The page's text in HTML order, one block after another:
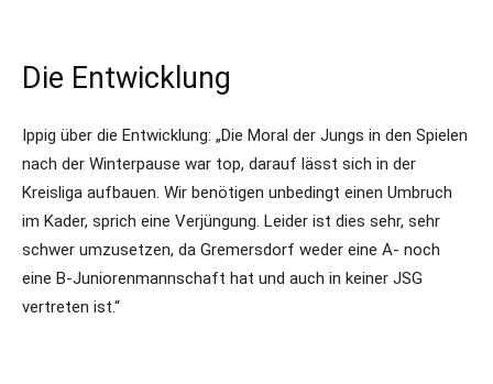
Die Entwicklung
Ippig über die Entwicklung: „Die Moral der Jungs in den Spielen
nach der Winterpause war top, darauf lässt sich in der
Kreisliga aufbauen. Wir benötigen unbedingt einen Umbruch
im Kader, sprich eine Verjüngung. Leider ist dies sehr, sehr
schwer umzusetzen, da Gremersdorf weder eine A- noch
eine B-Juniorenmannschaft hat und auch in keiner JSG
vertreten ist.“